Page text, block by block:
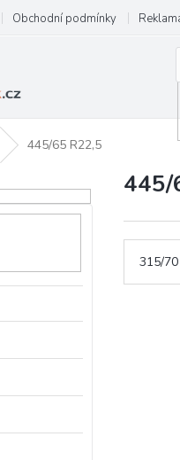
Obchodní podmínky
445/65 R22,5
445/
315/